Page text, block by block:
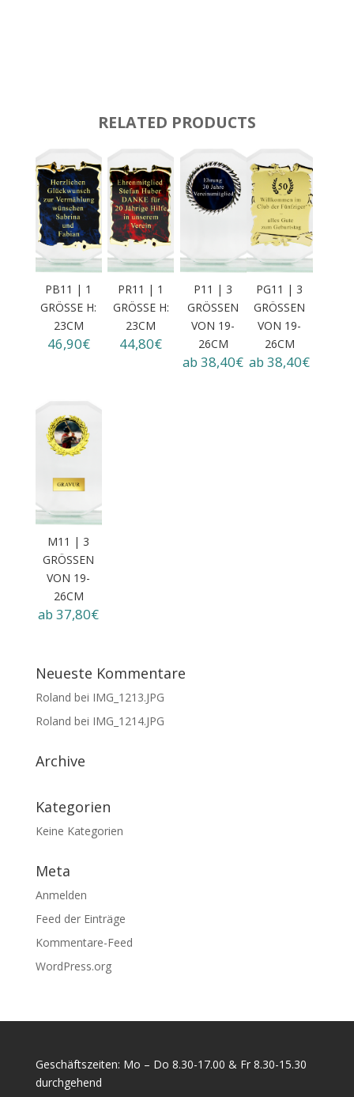
RELATED PRODUCTS
PB11 | 1
GRÖSSE H:
23CM
46,90€
PR11 | 1
GRÖSSE H:
23CM
44,80€
P11 | 3
GRÖSSEN
VON 19-
26CM
ab 38,40€
PG11 | 3
GRÖSSEN
VON 19-
26CM
ab 38,40€
M11 | 3
GRÖSSEN
VON 19-
26CM
ab 37,80€
Neueste Kommentare
Roland bei IMG_1213.JPG
Roland bei IMG_1214.JPG
Archive
Kategorien
Keine Kategorien
Meta
Anmelden
Feed der Einträge
Kommentare-Feed
WordPress.org
Geschäftszeiten: Mo – Do 8.30-17.00 & Fr 8.30-15.30
durchgehend